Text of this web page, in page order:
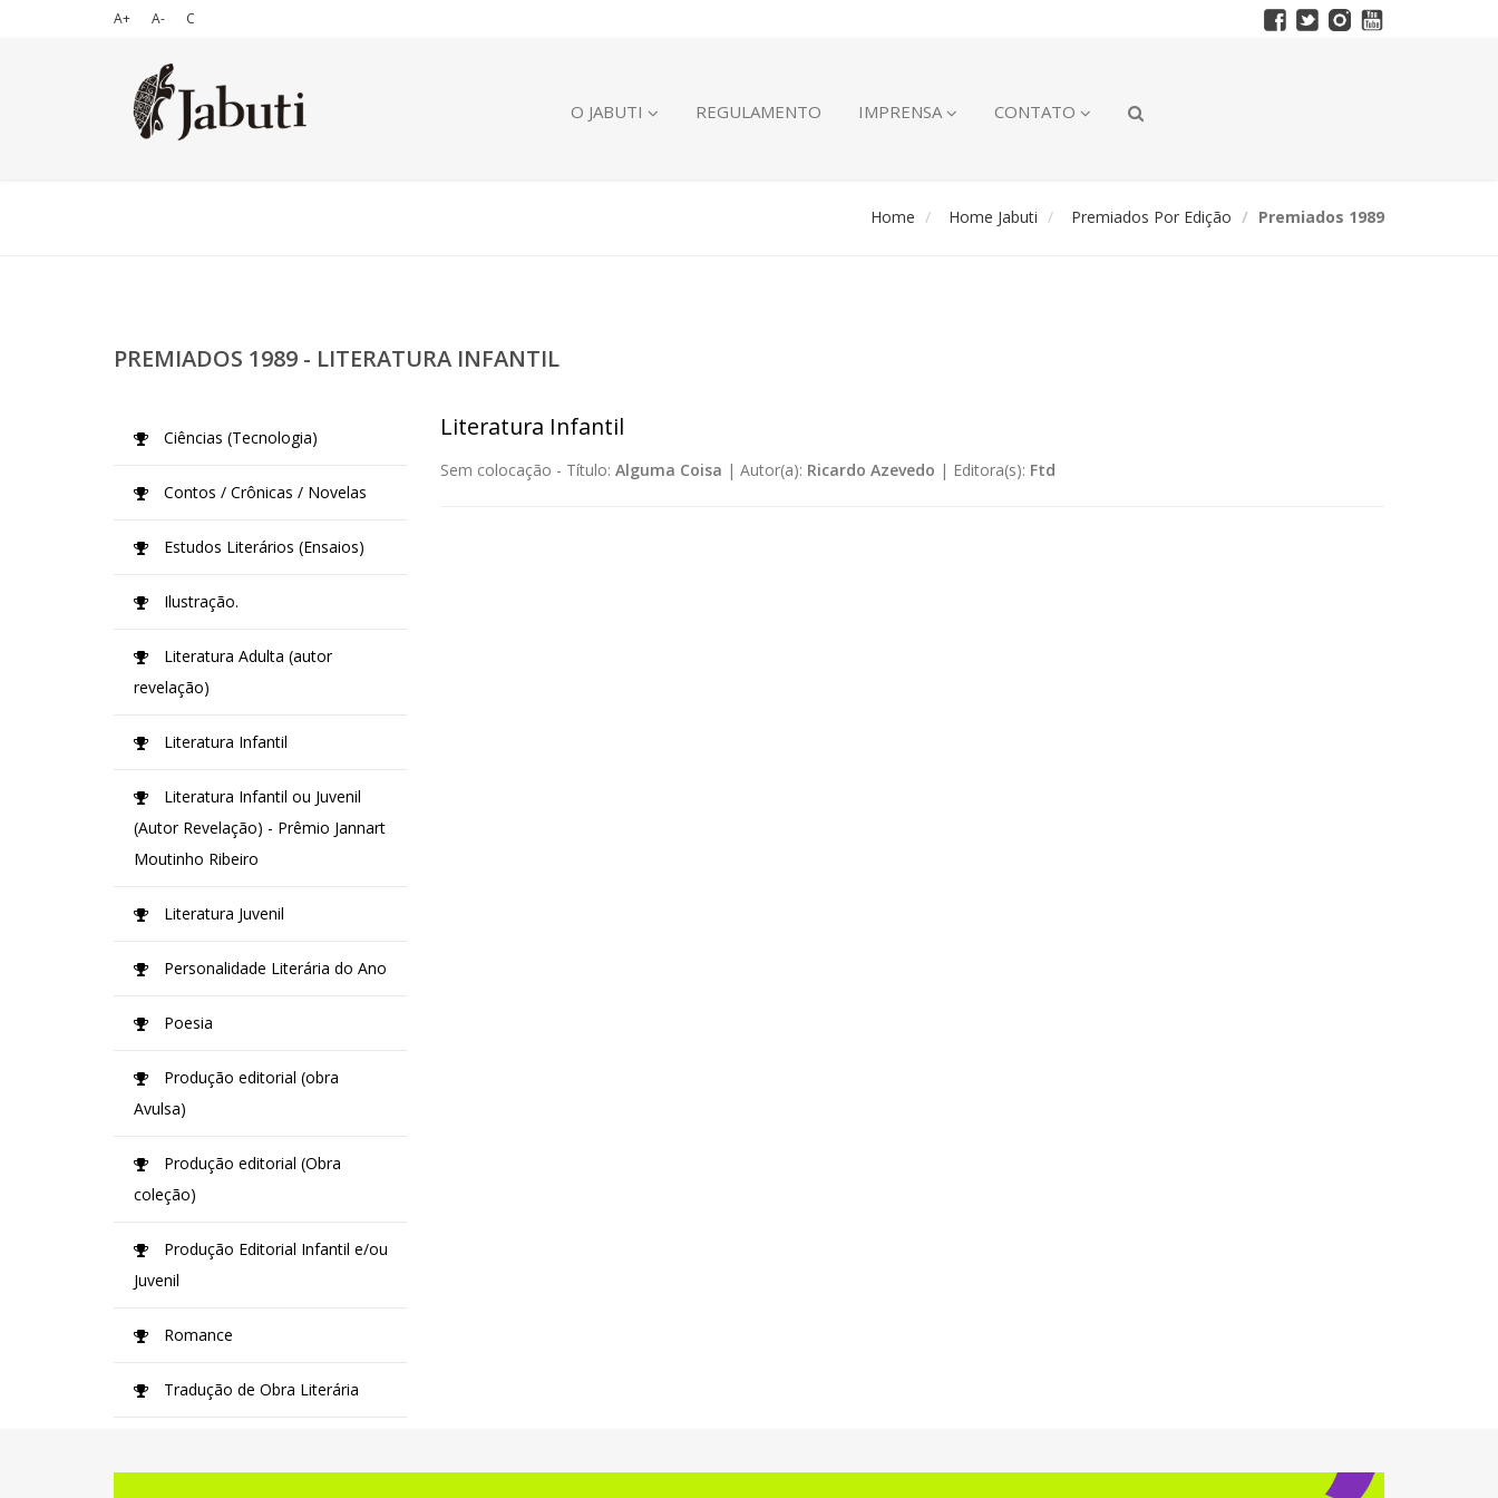
A+ A- C
O JABUTI REGULAMENTO IMPRENSA CONTATO
Home Home Jabuti Premiados Por Edição Premiados 1989
PREMIADOS 1989 - LITERATURA INFANTIL
Literatura Infantil
Sem colocação - Título: Alguma Coisa | Autor(a): Ricardo Azevedo | Editora(s): Ftd
Ciências (Tecnologia)
Contos / Crônicas / Novelas
Estudos Literários (Ensaios)
Ilustração.
Literatura Adulta (autor
revelação)
Literatura Infantil
Literatura Infantil ou Juvenil
(Autor Revelação) - Prêmio Jannart
Moutinho Ribeiro
Literatura Juvenil
Personalidade Literária do Ano
Poesia
Produção editorial (obra
Avulsa)
Produção editorial (Obra
coleção)
Produção Editorial Infantil e/ou
Juvenil
Romance
Tradução de Obra Literária